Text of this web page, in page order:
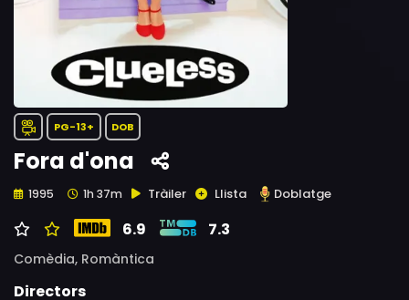
PG-13+ DOB
Fora d'ona
1995 1h 37m Tràiler Llista Doblatge
6.9 7.3
Comèdia, Romàntica
Directors